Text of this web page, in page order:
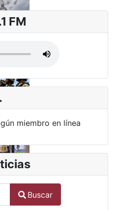
FM
miembro en línea
Buscar